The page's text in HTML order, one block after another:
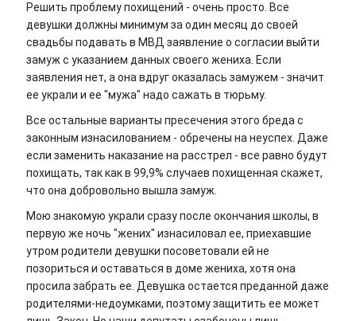
Решить проблему похищений - очень просто. Все
девушки должны минимум за один месяц до своей
свадьбы подавать в МВД заявление о согласии выйти
замуж с указанием данных своего жениха. Если
заявления нет, а она вдруг оказалась замужем - значит
ее украли и ее "мужа" надо сажать в тюрьму.
Все остальные варианты пресечения этого бреда с
законным изнасилованием - обречены на неуспех. Даже
если заменить наказание на расстрел - все равно будут
похищать, так как в 99,9% случаев похищенная скажет,
что она добровольно вышла замуж.
Мою знакомую украли сразу после окончания школы, в
первую же ночь "жених" изнасиловал ее, приехавшие
утром родители девушки посоветовали ей не
позориться и оставаться в доме жениха, хотя она
просила забрать ее. Девушка остается преданной даже
родителями-недоумками, поэтому защитить ее может